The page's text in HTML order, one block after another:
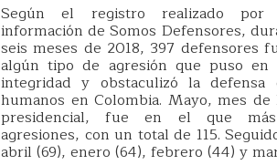
Según el registro realizado
información de Somos Defensores,
seis meses de 2018, 397 defensores
algún tipo de agresión que puso
integridad y obstaculizó la defensa
humanos en Colombia. Mayo, mes
presidencial, fue en el que
agresiones, con un total de 115.
abril (69), enero (64), febrero (44) y